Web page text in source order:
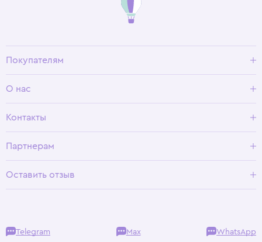
Покупателям
Условия возврата
О нас
Программа лояльности
Контакты
Партнерам
Оставить отзыв
Telegram Max WhatsApp